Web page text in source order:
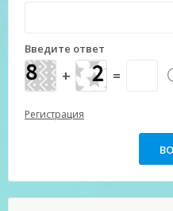
Введите ответ
+ =
Регистрация